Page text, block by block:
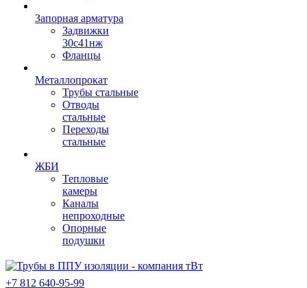
Запорная арматура
Задвижки
30с41нж
Фланцы
Металлопрокат
Трубы стальные
Отводы
стальные
Переходы
стальные
ЖБИ
Тепловые
камеры
Каналы
непроходные
Опорные
подушки
+7 812 640-95-99